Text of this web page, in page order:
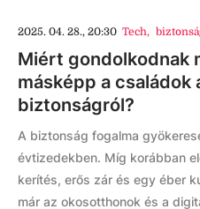
2025. 04. 28., 20:30 Tech,
Miért gondolkodnak
másképp a családok
biztonságról?
A biztonság fogalma
évtizedekben. Míg korábban
kerítés, erős zár és egy éber
már az okosotthonok és a